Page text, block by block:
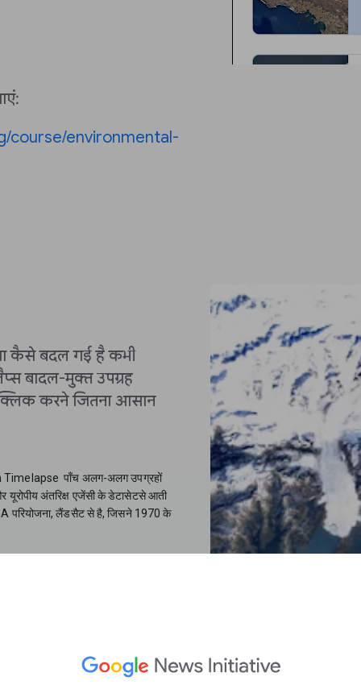
course/environmental-
कैसे बदल गई है कभी
बादल-मुक्त उपग्रह
करने जितना आसान
पाँच अलग-अलग उपग्रहों
यूरोपीय अंतरिक्ष एजेंसी के डेटासेटसे आती
परियोजना, लैंडसैट से है, जिसने 1970 के
को दिखाते हैं। इनमें उपग्रह छवियाँ
निवर्तन या पीछे हटना;शीर्ष पर स्थित
आप चलाएँ/पॉज़ करें दबाते हैं, तो
हुआ देख रहे हैं।